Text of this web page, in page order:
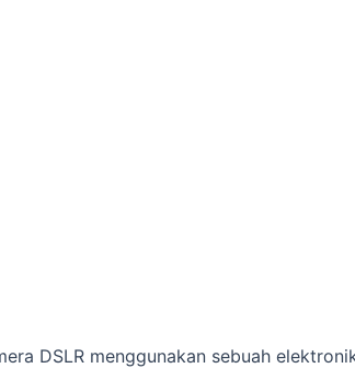
DSLR menggunakan sebuah